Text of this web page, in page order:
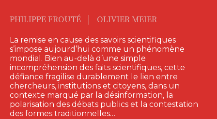
PHILIPPE FROUTÉ OLIVIER MEIER
La remise en cause des savoirs scientifiques
s’impose aujourd’hui comme un phénomène
mondial. Bien au-delà d’une simple
incompréhension des faits scientifiques, cette
défiance fragilise durablement le lien entre
chercheurs, institutions et citoyens, dans un
contexte marqué par la désinformation, la
polarisation des débats publics et la contestation
des formes traditionnelles…